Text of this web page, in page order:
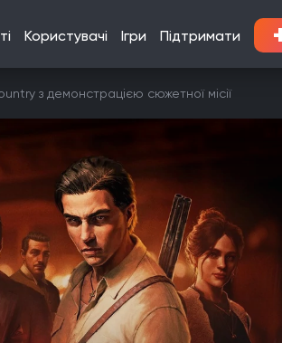
Користувачі Ігри Підтримати
з демонстрацією сюжетної місії